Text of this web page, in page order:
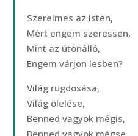
Szerelmes az Isten,
Mért engem szeressen,
Mint az útonálló,
Engem várjon lesben?
Világ rugdosása,
Világ ölelése,
Benned vagyok mégis,
Benned vagyok mégse.